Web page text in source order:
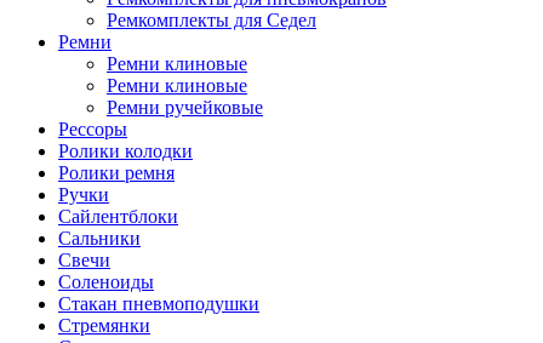
Ремкомплекты для Седел
Ремни
Ремни клиновые
Ремни клиновые
Ремни ручейковые
Рессоры
Ролики колодки
Ролики ремня
Ручки
Сайлентблоки
Сальники
Свечи
Соленоиды
Стакан пневмоподушки
Стремянки